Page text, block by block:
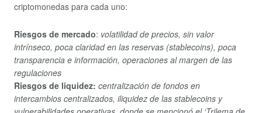
criptomonedas para cada uno:
Riesgos de mercado: volatilidad de precios, sin valor
intrínseco, poca claridad en las reservas (stablecoins), poca
transparencia e información, operaciones al margen de las
regulaciones
Riesgos de liquidez: centralización de fondos en
intercambios centralizados, iliquidez de las stablecoins y